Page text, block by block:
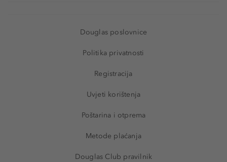
Douglas poslovnice
Politika privatnosti
Registracija
Uvjeti korištenja
Poštarina i otprema
Metode plaćanja
Douglas Club pravilnik